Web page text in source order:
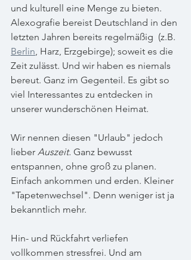
und kulturell eine Menge zu bieten.
Alexografie bereist Deutschland in den
letzten Jahren bereits regelmäßig  (z.B.
Berlin, Harz, Erzgebirge); soweit es die
Zeit zulässt. Und wir haben es niemals
bereut. Ganz im Gegenteil. Es gibt so
viel Interessantes zu entdecken in
unserer wunderschönen Heimat.
Wir nennen diesen "Urlaub" jedoch
lieber Auszeit. Ganz bewusst
entspannen, ohne groß zu planen.
Einfach ankommen und erden. Kleiner
"Tapetenwechsel". Denn weniger ist ja
bekanntlich mehr.
Hin- und Rückfahrt verliefen
vollkommen stressfrei. Und am